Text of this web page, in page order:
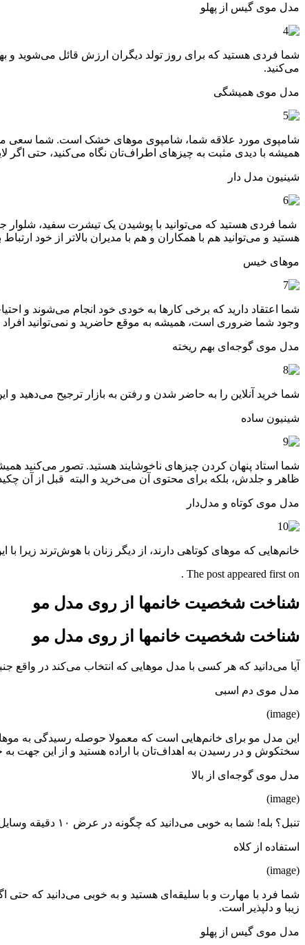
مدل موی گیس از پهلو
شما فردی هستید که برای روز تولد دیگران ارزش قائل می‌شوید و
می‌کنید.
مدل موی همیشگی
شامپوی مورد علاقه شما، شامپوی موهای خشک است. شما سعی
همیشه با دیدی مثبت به چیزهای اطراف‌تان نگاه می‌کنید، حتی اگر
شینیون مدل دار
شما فردی هستید که می‌توانید با پوشیدن یک تیشرت سفید، شلوار
هستید و می‌توانید هم با همکاران و هم با مدیران بالاتر از خود ارتباط
موهای خیس
شما اعتقاد دارید که برخی کارها به خودی خود انجام می‌شوند و
وجود شما ضروری است، همیشه به موقع حاضرید و نمی‌توانید
مدل موی گوجه‌ای بهم ریخته
شما خرید آنلاین را به حاضر شدن و رفتن به بازار ترجیح می‌دهید و
شینیون ساده
شما استاد پنهان کردن چیزهای ناخوشایند هستید. تصور می‌کنید
ظاهر و جلدش، بلکه برای محتوی آن می‌خرید و البته قبل از آن
مدل موی کوتاه و مدل‌دار
خانم‌هایی که موهای کوتاهی دارند، از دیگر زنان با هوش‌ترند
The post appeared first on .
شناخت شخصیت خانمها از روی مدل مو
شناخت شخصیت خانمها از روی مدل مو
آیا می‌دانید که هر کسی با مدل موهایی که انتخاب می‌کند در
مدل موی دم اسبی
(image)
این مدل مو برای خانم‌هایی است که معمولا حوصله رسیدگی به
سختکوش و در رسیدن به اهداف‌تان با اراده هستید و از این جهت به
مدل موی گوجه‌ای از بالا
(image)
تنبل؟ بله! شما به خوبی می‌دانید که چگونه در عرض ۱۰ دقیقه وسایل‌تان را جمع کنید، موهای‌تان را مدل گوجه‌ای ببندید، یک رژ قرمز به لب‌های‌تان بزنید و مثل هر روز به سرعت از خانه خارج شوید.
استفاده از کلاه
(image)
شما فرد با مهارت و با سلیقه‌ای هستید و به خوبی می‌دانید که حتی
زیبا و دلپذیر است.
مدل موی گیس از پهلو